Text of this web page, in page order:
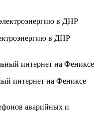
в ДНР
интернет на Фениксе